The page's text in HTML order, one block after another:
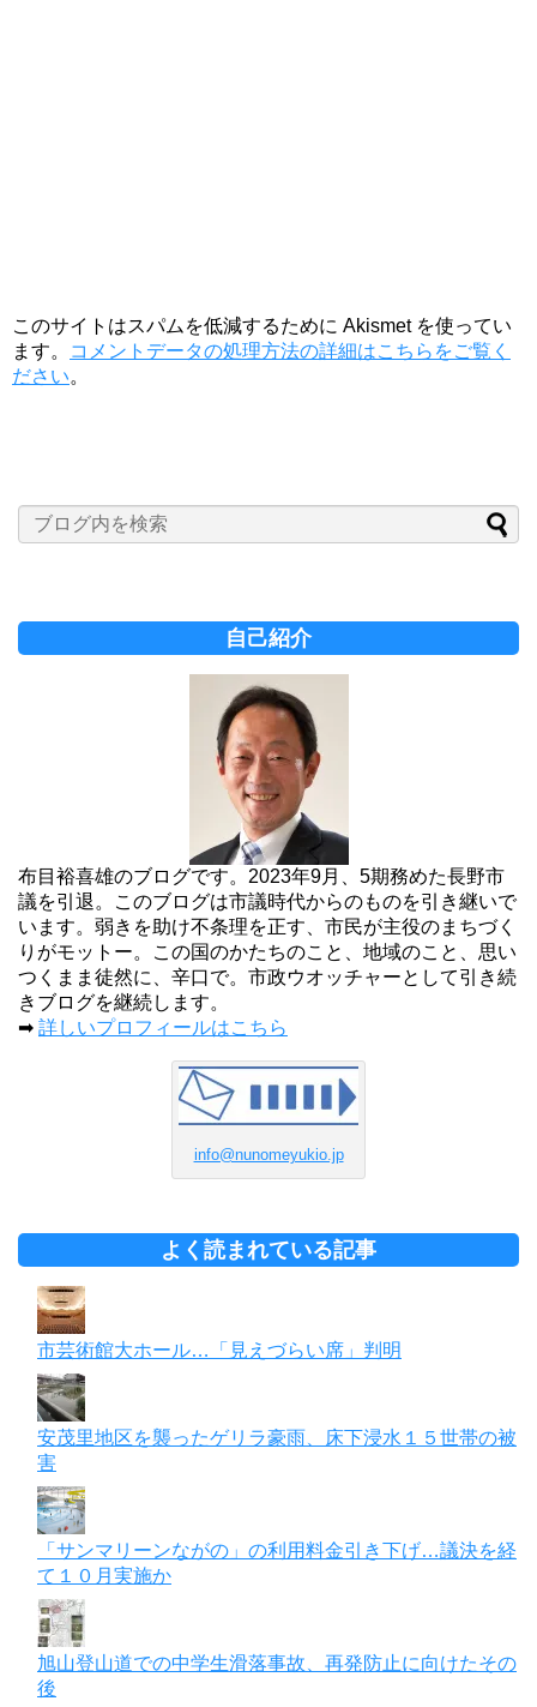
このサイトはスパムを低減するために Akismet を使ってい
ます。
コメントデータの処理方法の詳細はこちらをご覧く
ださい。
自己紹介
布目裕喜雄のブログです。2023年9月、5期務めた長野市
議を引退。このブログは市議時代からのものを引き継いで
います。弱きを助け不条理を正す、市民が主役のまちづく
りがモットー。この国のかたちのこと、地域のこと、思い
つくまま徒然に、辛口で。市政ウオッチャーとして引き続
きブログを継続します。
➡ 詳しいプロフィールはこちら
info@nunomeyukio.jp
よく読まれている記事
市芸術館大ホール…「見えづらい席」判明
安茂里地区を襲ったゲリラ豪雨、床下浸水１５世帯の被
害
「サンマリーンながの」の利用料金引き下げ…議決を経
て１０月実施か
旭山登山道での中学生滑落事故、再発防止に向けたその
後